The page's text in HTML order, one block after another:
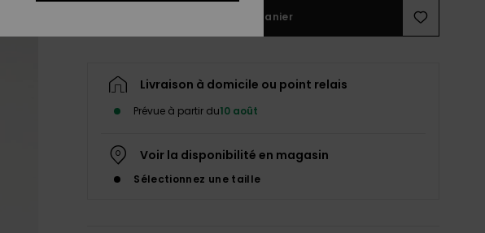
Ajouter au panier
Livraison à domicile ou point relais
Prévue à partir du10 août
Voir la disponibilité en magasin
Sélectionnez une taille